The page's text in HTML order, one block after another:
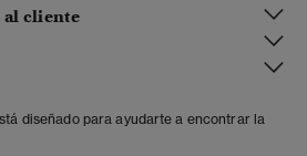
al cliente
diseñado para ayudarte a encontrar la